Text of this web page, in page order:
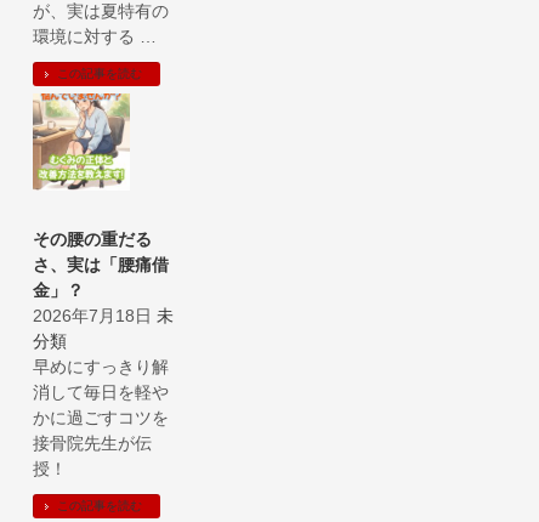
が、実は夏特有の
環境に対する …
この記事を読む
その腰の重だる
さ、実は「腰痛借
金」？
2026年7月18日 未
分類
早めにすっきり解
消して毎日を軽や
かに過ごすコツを
接骨院先生が伝
授！
この記事を読む